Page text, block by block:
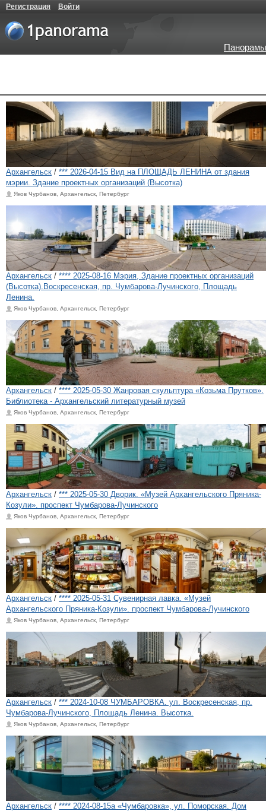
Регистрация Войти
Архангельск / *** 2026-04-15 Вид на ПЛОЩАДЬ ЛЕНИНА от здания
мэрии. Здание проектных организаций (Высотка)
Яков Чурбанов, Архангельск, Петербург
Архангельск / **** 2025-08-16 Мэрия, Здание проектных организаций
(Высотка).Воскресенская, пр. Чумбарова-Лучинского, Площадь
Ленина.
Яков Чурбанов, Архангельск, Петербург
Архангельск / **** 2025-05-30 Жанровая скульптура «Козьма Прутков».
Библиотека - Архангельский литературный музей
Яков Чурбанов, Архангельск, Петербург
Архангельск / *** 2025-05-30 Дворик. «Музей Архангельского Пряника-
Козули». проспект Чумбарова-Лучинского
Яков Чурбанов, Архангельск, Петербург
Архангельск / **** 2025-05-31 Сувенирная лавка. «Музей
Архангельского Пряника-Козули». проспект Чумбарова-Лучинского
Яков Чурбанов, Архангельск, Петербург
Архангельск / *** 2024-10-08 ЧУМБАРОВКА. ул. Воскресенская, пр.
Чумбарова-Лучинского, Площадь Ленина. Высотка.
Яков Чурбанов, Архангельск, Петербург
Архангельск / **** 2024-08-15а «Чумбаровка», ул. Поморская. Дом